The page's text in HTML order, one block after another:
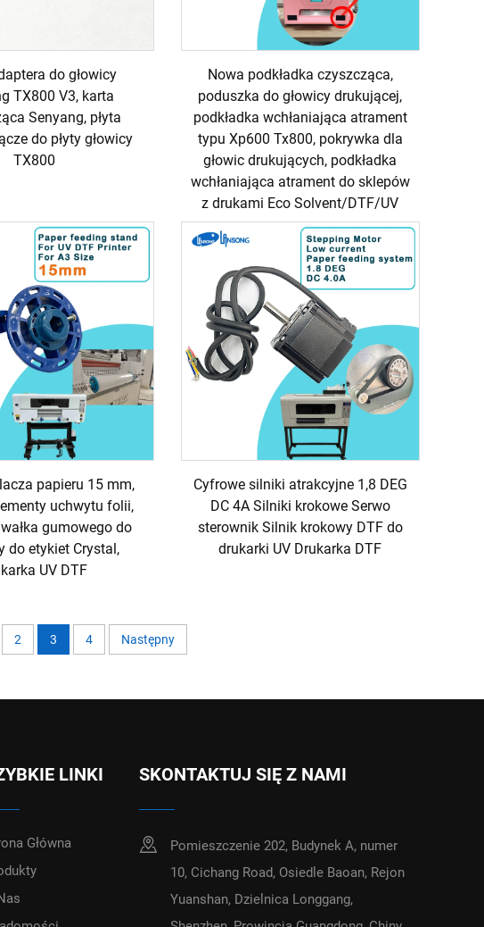
do głowicy
TX800 V3, karta
Senyang, płyta
do płyty głowicy
TX800
Nowa podkładka czyszcząca,
poduszka do głowicy drukującej,
podkładka wchłaniająca atrament
typu Xp600 Tx800, pokrywka dla
głowic drukujących, podkładka
wchłaniająca atrament do sklepów
z drukami Eco Solvent/DTF/UV
papieru 15 mm,
uchwytu folii,
gumowego do
do etykiet Crystal,
UV DTF
Cyfrowe silniki atrakcyjne 1,8 DEG
DC 4A Silniki krokowe Serwo
sterownik Silnik krokowy DTF do
drukarki UV Drukarka DTF
2 3 4 Następny
LINKI
Główna
SKONTAKTUJ SIĘ Z NAMI
Pomieszczenie 202, Budynek A, numer
10, Cichang Road, Osiedle Baoan, Rejon
Yuanshan, Dzielnica Longgang,